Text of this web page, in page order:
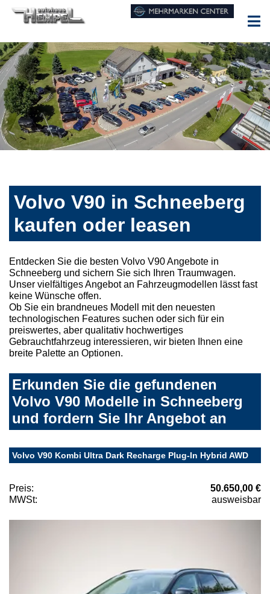
Volvo V90 in Schneeberg
kaufen oder leasen
Entdecken Sie die besten Volvo V90 Angebote in
Schneeberg und sichern Sie sich Ihren Traumwagen.
Unser vielfältiges Angebot an Fahrzeugmodellen lässt fast
keine Wünsche offen.
Ob Sie ein brandneues Modell mit den neuesten
technologischen Features suchen oder sich für ein
preiswertes, aber qualitativ hochwertiges
Gebrauchtfahrzeug interessieren, wir bieten Ihnen eine
breite Palette an Optionen.
Erkunden Sie die gefundenen
Volvo V90 Modelle in Schneeberg
und fordern Sie Ihr Angebot an
Volvo V90 Kombi Ultra Dark Recharge Plug-In Hybrid AWD
Preis:
50.650,00 €
MWSt:
ausweisbar